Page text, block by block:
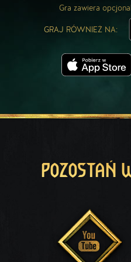
Gra zawiera
GRAJ RÓWNIEŻ NA:
POZOSTAŃ